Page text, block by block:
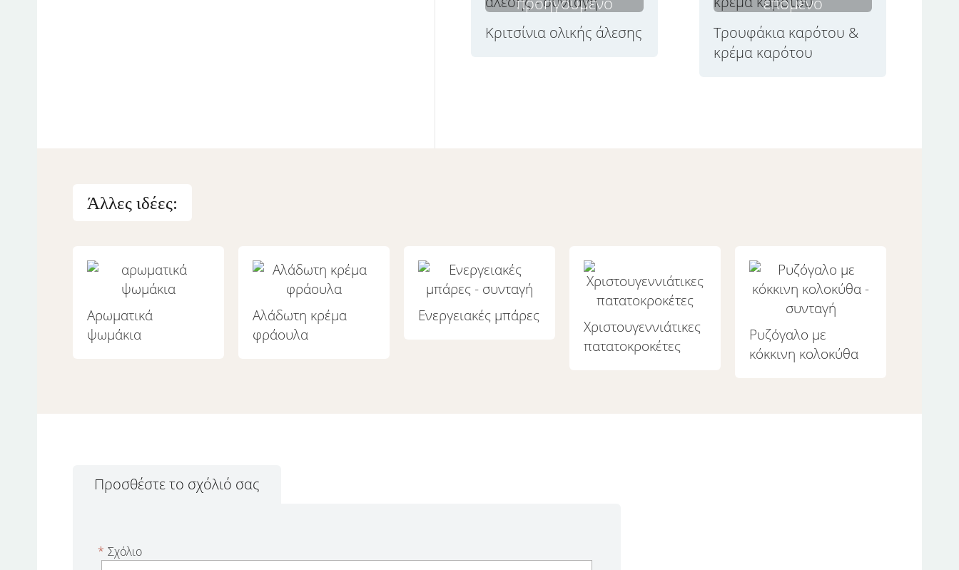
Κριτσίνια ολικής άλεσης
Τρουφάκια καρότου &
κρέμα καρότου
Άλλες ιδέες:
Αρωματικά
ψωμάκια
Αλάδωτη κρέμα
φράουλα
Ενεργειακές μπάρες
Χριστουγεννιάτικες
πατατοκροκέτες
Ρυζόγαλο με
κόκκινη κολοκύθα
Προσθέστε το σχόλιό σας
Σχόλιο
*